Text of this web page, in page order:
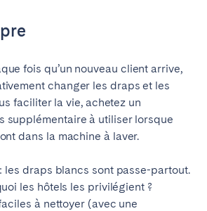
fois qu’un nouveau client arrive,
changer les draps et les
faciliter la vie, achetez un
supplémentaire à utiliser lorsque
dans la machine à laver.
les draps blancs sont passe-partout.
les hôtels les privilégient ?
à nettoyer (avec une